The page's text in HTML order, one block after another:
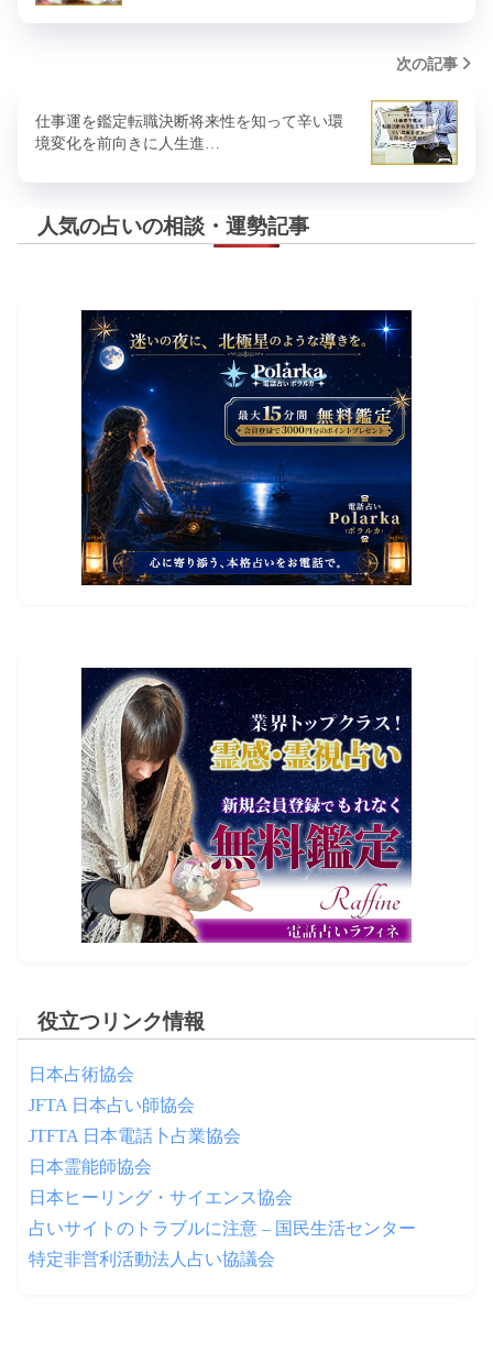
次の記事
仕事運を鑑定転職決断将来性を知って辛い環
境変化を前向きに人生進…
人気の占いの相談・運勢記事
役立つリンク情報
日本占術協会
JFTA 日本占い師協会
JTFTA 日本電話卜占業協会
日本霊能師協会
日本ヒーリング・サイエンス協会
占いサイトのトラブルに注意 – 国民生活センター
特定非営利活動法人占い協議会